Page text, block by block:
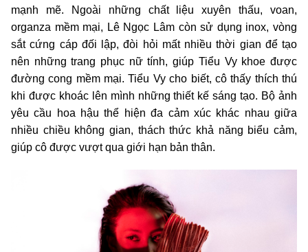
mạnh mẽ. Ngoài những chất liệu xuyên thấu, voan,
organza mềm mại, Lê Ngọc Lâm còn sử dụng inox, vòng
sắt cứng cáp đối lập, đòi hỏi mất nhiều thời gian để tạo
nên những trang phục nữ tính, giúp Tiểu Vy khoe được
đường cong mềm mại. Tiểu Vy cho biết, cô thấy thích thú
khi được khoác lên mình những thiết kế sáng tạo. Bộ ảnh
yêu cầu hoa hậu thể hiện đa cảm xúc khác nhau giữa
nhiều chiều không gian, thách thức khả năng biểu cảm,
giúp cô được vượt qua giới hạn bản thân.